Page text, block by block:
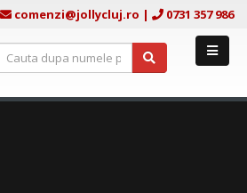
comenzi@jollycluj.ro | 0731 357 986